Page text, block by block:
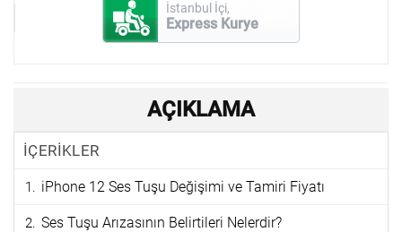
İstanbul İçi,
Express Kurye
AÇIKLAMA
İÇERİKLER
iPhone 12 Ses Tuşu Değişimi ve Tamiri Fiyatı
Ses Tuşu Arızasının Belirtileri Nelerdir?